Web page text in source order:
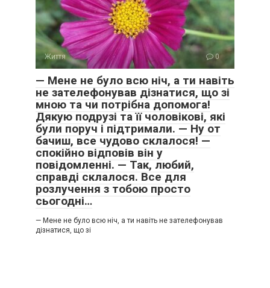
Життя 0
— Мене не було всю ніч, а ти навіть
не зателефонував дізнатися, що зі
мною та чи потрібна допомога!
Дякую подрузі та її чоловікові, які
були поруч і підтримали. — Ну от
бачиш, все чудово склалося! —
спокійно відповів він у
повідомленні. — Так, любий,
справді склалося. Все для
розлучення з тобою просто
сьогодні…
— Мене не було всю ніч, а ти навіть не зателефонував
дізнатися, що зі